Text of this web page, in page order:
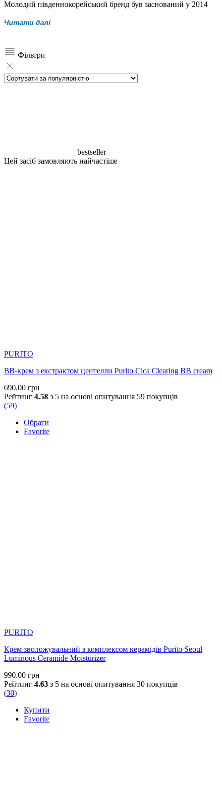
Молодий південнокорейський бренд був заснований у 2014
містить консервантів, SLS, барвників та ароматизаторів і що
немало важливо, не тестується на тваринах.
Читати далі
Фільтри
bestseller
Цей засіб замовляють найчастіше
PURITO
BB-крем з екстрактом центелли Purito Cica Clearing BB cream
690.00 грн
Рейтинг 4.58 з 5 на основі опитування 59 покупців
(59)
Обрати
Favorite
PURITO
Крем зволожувальний з комплексом керамідів Purito Seoul
Luminous Ceramide Moisturizer
990.00 грн
Рейтинг 4.63 з 5 на основі опитування 30 покупців
(30)
Купити
Favorite